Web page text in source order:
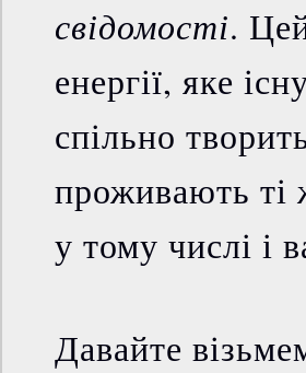
свідомості.
енергії, яке
спільно
проживають ті
у тому числі і
Давайте